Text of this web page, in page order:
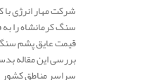
شرکت مهار انرژی
سنگ کرمانشاه را
قیمت عایق پشم سنگ
بررسی این مقاله
سراسر مناطق